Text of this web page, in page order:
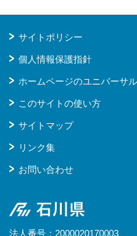
サイトポリシー
個人情報保護指針
ホームページのユニバーサ
このサイトの使い方
サイトマップ
リンク集
お問い合わせ
石川県
法人番号：2000020170003